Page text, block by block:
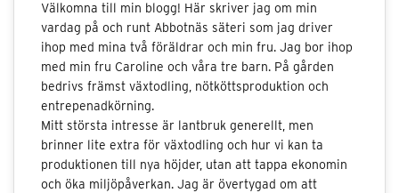
Välkomna till min blogg! Här skriver jag om min
vardag på och runt Abbotnäs säteri som jag driver
ihop med mina två föräldrar och min fru. Jag bor ihop
med min fru Caroline och våra tre barn. På gården
bedrivs främst växtodling, nötköttsproduktion och
entrepenadkörning.
Mitt största intresse är lantbruk generellt, men
brinner lite extra för växtodling och hur vi kan ta
produktionen till nya höjder, utan att tappa ekonomin
och öka miljöpåverkan. Jag är övertygad om att